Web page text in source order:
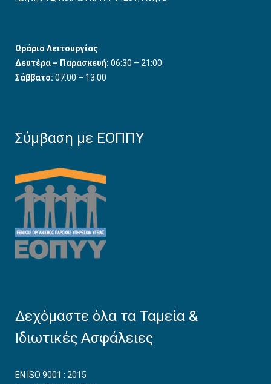
Ωράριο Λειτουργίας
Δευτέρα – Παρασκευή: 06:30 – 21:00
Σάββατο: 07.00 – 13.00
Σύμβαση με ΕΟΠΠΥ
Δεχόμαστε όλα τα Ταμεία &
Ιδιωτικές Ασφάλειες
EN ISO 9001 : 2015